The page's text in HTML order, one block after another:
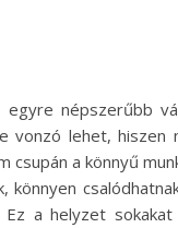
egyre népszerűbb
vonzó lehet, hiszen
csupán a könnyű
könnyen
Ez a helyzet